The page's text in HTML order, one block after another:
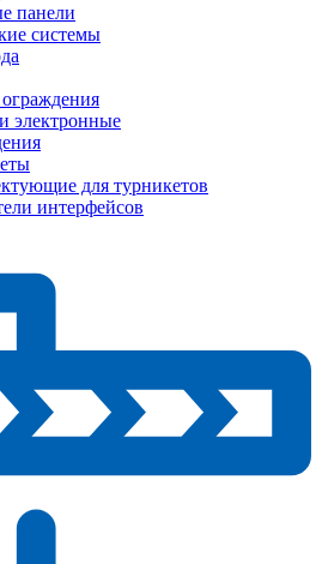
панели
системы
электронные
для турникетов
интерфейсов